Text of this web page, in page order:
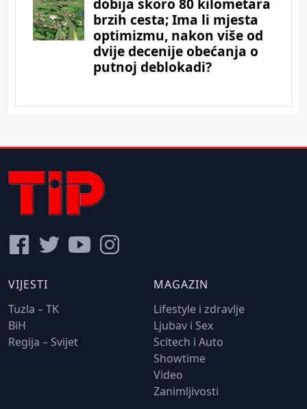
VIJESTI
Tuzla – TK
BiH
Regija – Svijet
MAGAZIN
Lifestyle i zdravlje
Ljubav i Sex
Scitech i Auto
Showtime
Video
Zanimljivosti